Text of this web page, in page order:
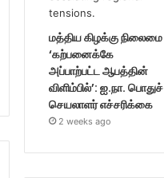
மத்திய கிழக்கு நிலைமை
‘கற்பனைக்கே
அப்பாற்பட்ட ஆபத்தின்
விளிம்பில்’: ஐ.நா. பொதுச்
செயலாளர் எச்சரிக்கை
2 weeks ago